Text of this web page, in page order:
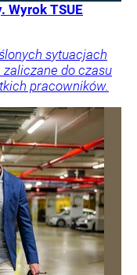
Wyrok TSUE
sytuacjach
do czasu
pracowników.